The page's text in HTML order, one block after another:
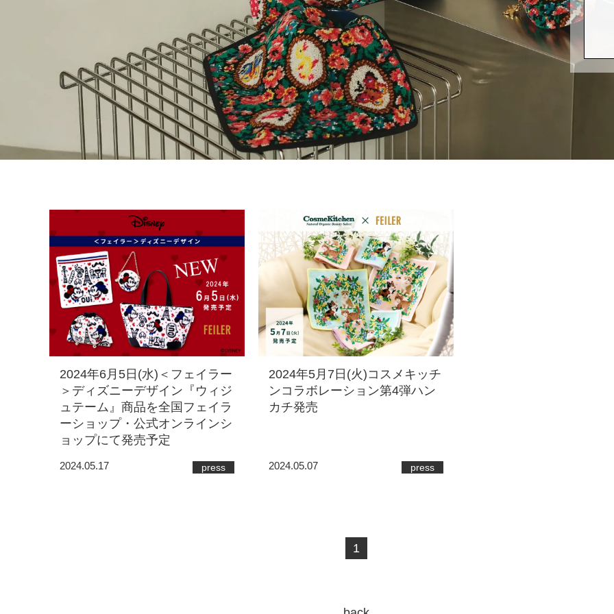
2024年6月5日(水)＜フェイラー
＞ディズニーデザイン『ウィジ
ュテーム』商品を全国フェイラ
ーショップ・公式オンラインシ
ョップにて発売予定
2024.05.17 press
2024年5月7日(火)コスメキッチ
ンコラボレーション第4弾ハン
カチ発売
2024.05.07 press
1